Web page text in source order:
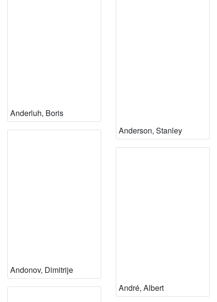
Anderluh, Boris
Anderson, Stanley
Andonov, Dimitrije
André, Albert